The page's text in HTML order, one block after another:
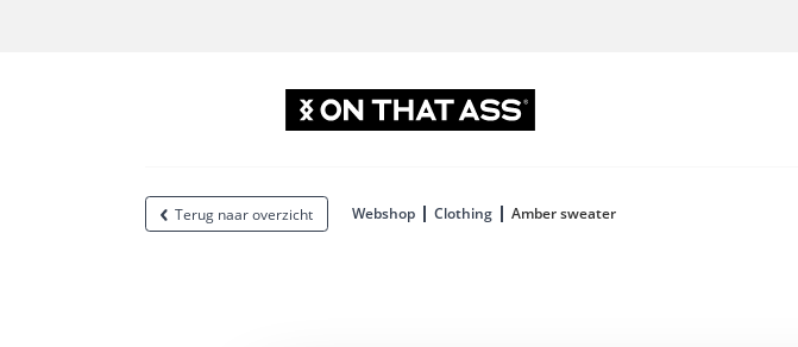
Terug naar overzicht Webshop Clothing Amber sweater